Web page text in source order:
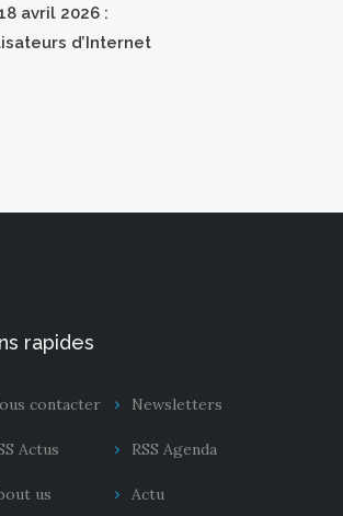
avril 2026 :
d’Internet
rapides
contacter Newsletters
Actus RSS Agenda
us Actu